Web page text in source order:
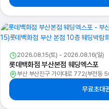
2026.08.15(토) - 2026.08.16(일)
롯데백화점 부산본점 웨딩엑스포
부산 부산진구 가야대로 772(부전동
무료초대